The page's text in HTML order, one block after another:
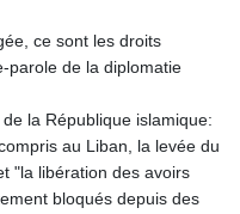
LAK
22582.503779
89550.000349
LKR 335.380452
LRD 181.550382
LSL 16.244058
ce sont les droits
parole de la diplomatie
la République islamique:
au Liban, la levée du
"la libération des avoirs
bloqués depuis des